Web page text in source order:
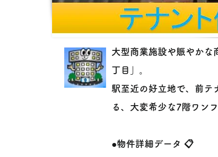
大型商業施設や賑やかな
丁目」。
駅至近の好立地で、前テ
る、大変希少な7階ワン
●物件詳細データ 📋